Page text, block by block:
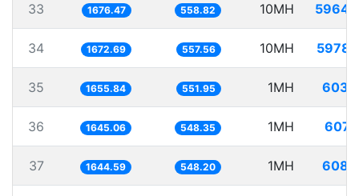
33 1676.47 558.82 10MH
34 1672.69 557.56 10MH
35 1655.84 551.95 1MH
36 1645.06 548.35 1MH
37 1644.59 548.20 1MH